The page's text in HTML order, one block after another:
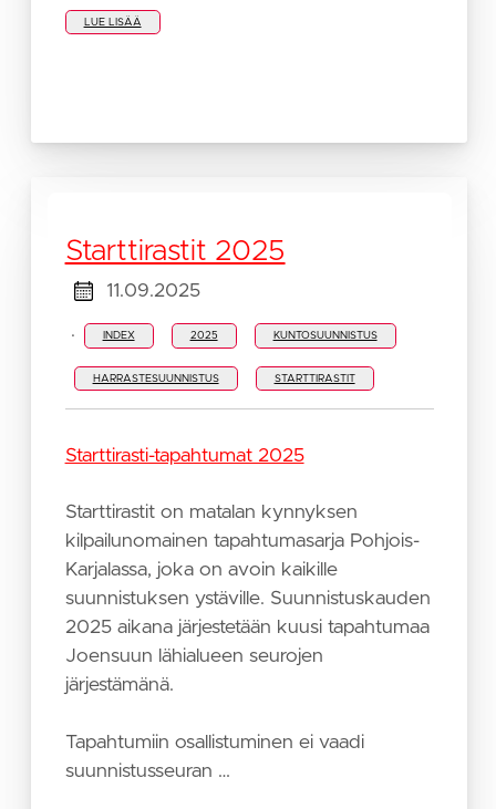
LUE LISÄÄ
Starttirastit 2025
11.09.2025
· INDEX 2025 KUNTOSUUNNISTUS
HARRASTESUUNNISTUS STARTTIRASTIT
Starttirasti-tapahtumat 2025
Starttirastit on matalan kynnyksen
kilpailunomainen tapahtumasarja Pohjois-
Karjalassa, joka on avoin kaikille
suunnistuksen ystäville. Suunnistuskauden
2025 aikana järjestetään kuusi tapahtumaa
Joensuun lähialueen seurojen
järjestämänä.
Tapahtumiin osallistuminen ei vaadi
suunnistusseuran …